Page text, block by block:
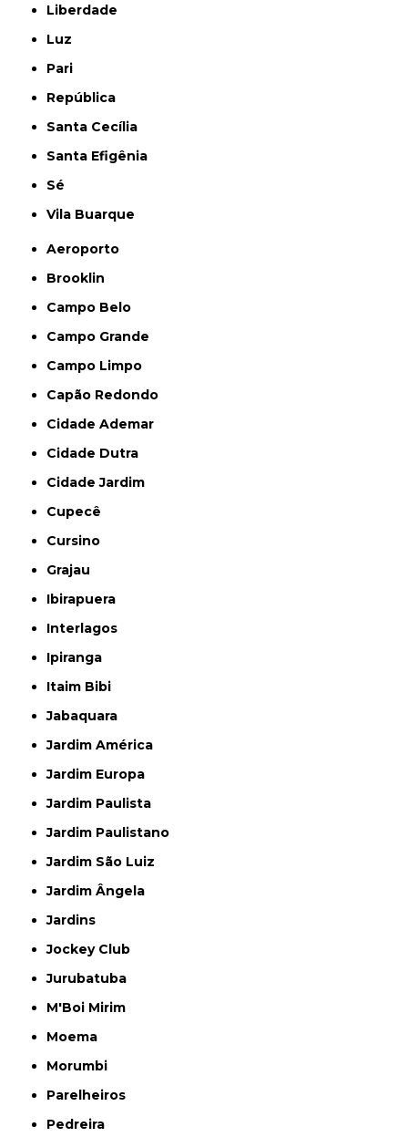
Liberdade
Luz
Pari
República
Santa Cecília
Santa Efigênia
Sé
Vila Buarque
Aeroporto
Brooklin
Campo Belo
Campo Grande
Campo Limpo
Capão Redondo
Cidade Ademar
Cidade Dutra
Cidade Jardim
Cupecê
Cursino
Grajau
Ibirapuera
Interlagos
Ipiranga
Itaim Bibi
Jabaquara
Jardim América
Jardim Europa
Jardim Paulista
Jardim Paulistano
Jardim São Luiz
Jardim Ângela
Jardins
Jockey Club
Jurubatuba
M'Boi Mirim
Moema
Morumbi
Parelheiros
Pedreira